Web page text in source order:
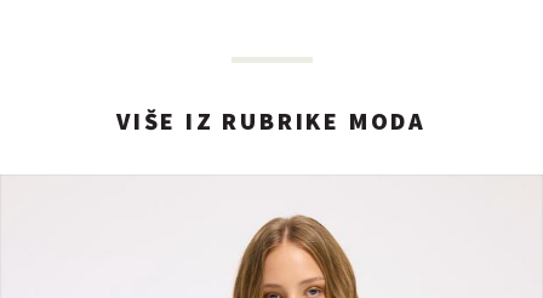
VIŠE IZ RUBRIKE MODA